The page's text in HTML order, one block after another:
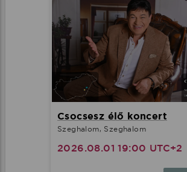
Csocsesz élő koncert
Szeghalom, Szeghalom
2026.08.01 19:00 UTC+2